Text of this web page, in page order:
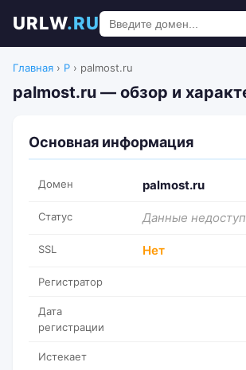
URLW.RU
Главная › P › palmost.ru
palmost.ru — обзор и
Основная информация
Домен palmost.ru
Статус Данные
SSL Нет
Регистратор
Дата
регистрации
Истекает